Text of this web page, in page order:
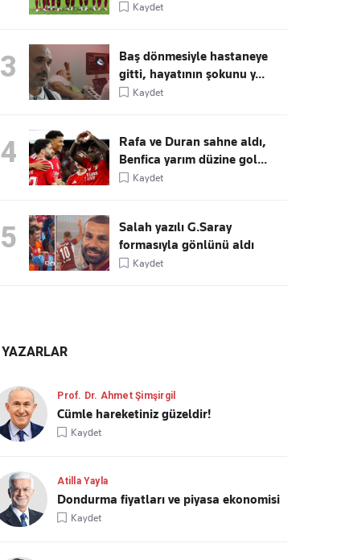
Kaydet
3
Baş dönmesiyle hastaneye
gitti, hayatının şokunu y...
Kaydet
4
Rafa ve Duran sahne aldı,
Benfica yarım düzine gol...
Kaydet
5
Salah yazılı G.Saray
formasıyla gönlünü aldı
Kaydet
YAZARLAR
Prof. Dr. Ahmet Şimşirgil
Cümle hareketiniz güzeldir!
Kaydet
Atilla Yayla
Dondurma fiyatları ve piyasa ekonomisi
Kaydet